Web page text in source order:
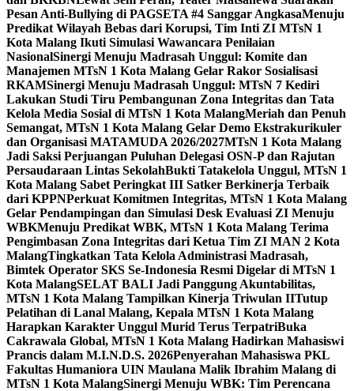
Pesan Anti-Bullying di PAGSETA #4 Sanggar AngkasaMenuju
Predikat Wilayah Bebas dari Korupsi, Tim Inti ZI MTsN 1
Kota Malang Ikuti Simulasi Wawancara Penilaian
NasionalSinergi Menuju Madrasah Unggul: Komite dan
Manajemen MTsN 1 Kota Malang Gelar Rakor Sosialisasi
RKAMSinergi Menuju Madrasah Unggul: MTsN 7 Kediri
Lakukan Studi Tiru Pembangunan Zona Integritas dan Tata
Kelola Media Sosial di MTsN 1 Kota MalangMeriah dan Penuh
Semangat, MTsN 1 Kota Malang Gelar Demo Ekstrakurikuler
dan Organisasi MATAMUDA 2026/2027MTsN 1 Kota Malang
Jadi Saksi Perjuangan Puluhan Delegasi OSN-P dan Rajutan
Persaudaraan Lintas SekolahBukti Tatakelola Unggul, MTsN 1
Kota Malang Sabet Peringkat III Satker Berkinerja Terbaik
dari KPPNPerkuat Komitmen Integritas, MTsN 1 Kota Malang
Gelar Pendampingan dan Simulasi Desk Evaluasi ZI Menuju
WBKMenuju Predikat WBK, MTsN 1 Kota Malang Terima
Pengimbasan Zona Integritas dari Ketua Tim ZI MAN 2 Kota
MalangTingkatkan Tata Kelola Administrasi Madrasah,
Bimtek Operator SKS Se-Indonesia Resmi Digelar di MTsN 1
Kota MalangSELAT BALI Jadi Panggung Akuntabilitas,
MTsN 1 Kota Malang Tampilkan Kinerja Triwulan IITutup
Pelatihan di Lanal Malang, Kepala MTsN 1 Kota Malang
Harapkan Karakter Unggul Murid Terus TerpatriBuka
Cakrawala Global, MTsN 1 Kota Malang Hadirkan Mahasiswi
Prancis dalam M.I.N.D.S. 2026Penyerahan Mahasiswa PKL
Fakultas Humaniora UIN Maulana Malik Ibrahim Malang di
MTsN 1 Kota MalangSinergi Menuju WBK: Tim Perencana